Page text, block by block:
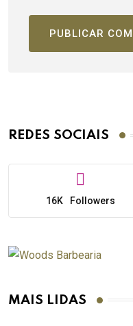
REDES SOCIAIS
16K Followers
MAIS LIDAS